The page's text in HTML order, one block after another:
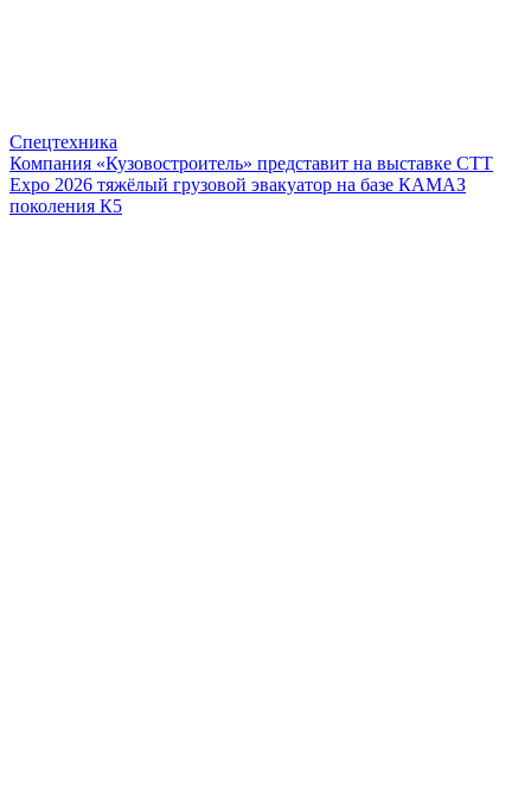
Спецтехника
Компания «Кузовостроитель» представит на выставке CTT
Expo 2026 тяжёлый грузовой эвакуатор на базе КАМАЗ
поколения К5